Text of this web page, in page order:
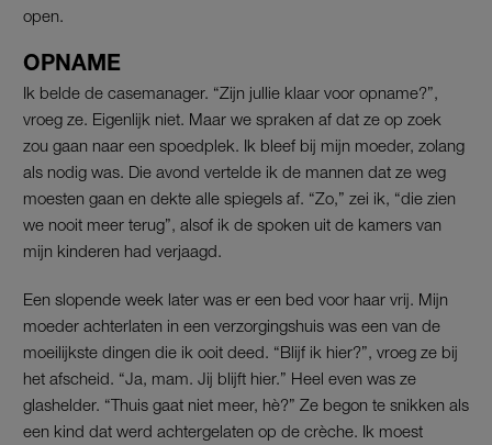
open.
OPNAME
Ik belde de casemanager. “Zijn jullie klaar voor opname?”,
vroeg ze. Eigenlijk niet. Maar we spraken af dat ze op zoek
zou gaan naar een spoedplek. Ik bleef bij mijn moeder, zolang
als nodig was. Die avond vertelde ik de mannen dat ze weg
moesten gaan en dekte alle spiegels af. “Zo,” zei ik, “die zien
we nooit meer terug”, alsof ik de spoken uit de kamers van
mijn kinderen had verjaagd.
Een slopende week later was er een bed voor haar vrij. Mijn
moeder achterlaten in een verzorgingshuis was een van de
moeilijkste dingen die ik ooit deed. “Blijf ik hier?”, vroeg ze bij
het afscheid. “Ja, mam. Jij blijft hier.” Heel even was ze
glashelder. “Thuis gaat niet meer, hè?” Ze begon te snikken als
een kind dat werd achtergelaten op de crèche. Ik moest